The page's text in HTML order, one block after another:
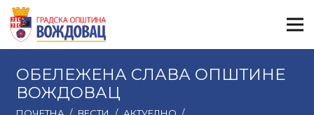
ОБЕЛЕЖЕНА СЛАВА ОПШТИНЕ
ВОЖДОВАЦ